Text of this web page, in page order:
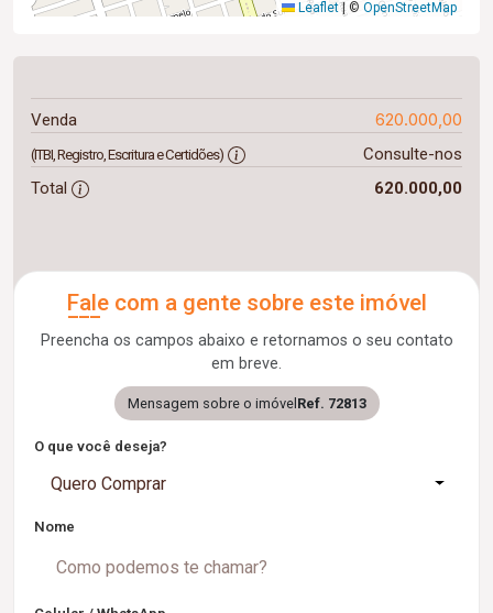
Leaflet | © OpenStreetMap
Venda 620.000,00
(ITBI, Registro, Escritura e Certidões)
Consulte-nos
Total
620.000,00
Fale com a gente sobre este imóvel
Preencha os campos abaixo e retornamos o seu contato
em breve.
Mensagem sobre o imóvelRef. 72813
O que você deseja?
Quero Comprar
Nome